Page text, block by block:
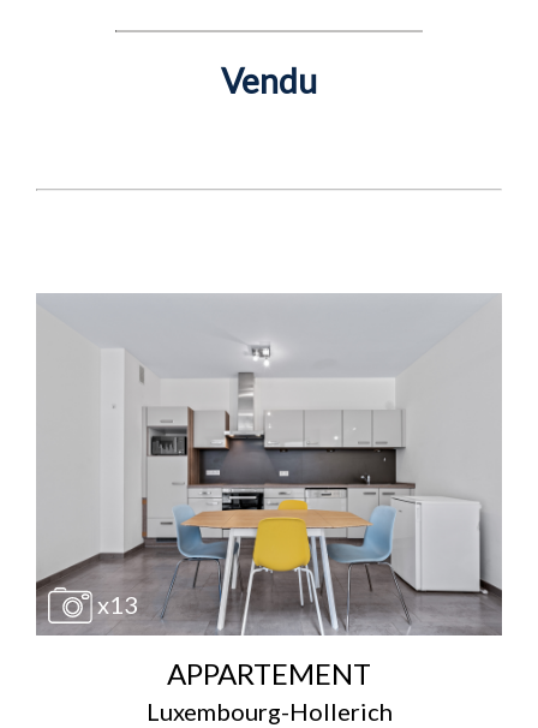
Vendu
x13
APPARTEMENT
Luxembourg-Hollerich